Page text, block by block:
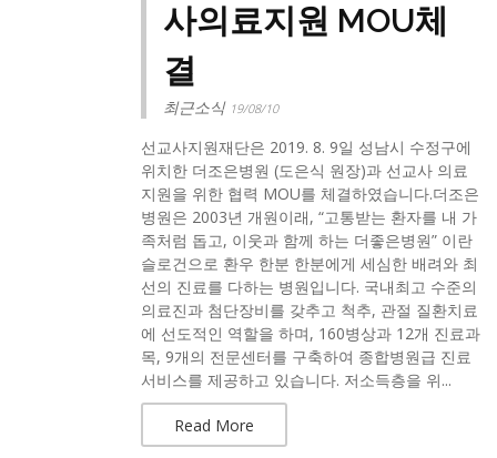
사의료지원 MOU체
결
최근소식 19/08/10
선교사지원재단은 2019. 8. 9일 성남시 수정구에
위치한 더조은병원 (도은식 원장)과 선교사 의료
지원을 위한 협력 MOU를 체결하였습니다.​더조은
병원은 2003년 개원이래, “고통받는 환자를 내 가
족처럼 돕고, 이웃과 함께 하는 더좋은병원” 이란
슬로건으로 환우 한분 한분에게 세심한 배려와 최
선의 진료를 다하는 병원입니다. 국내최고 수준의
의료진과 첨단장비를 갖추고 척추, 관절 질환치료
에 선도적인 역할을 하며, 160병상과 12개 진료과
목, 9개의 전문센터를 구축하여 종합병원급 진료
서비스를 제공하고 있습니다. 저소득층을 위...
Read More